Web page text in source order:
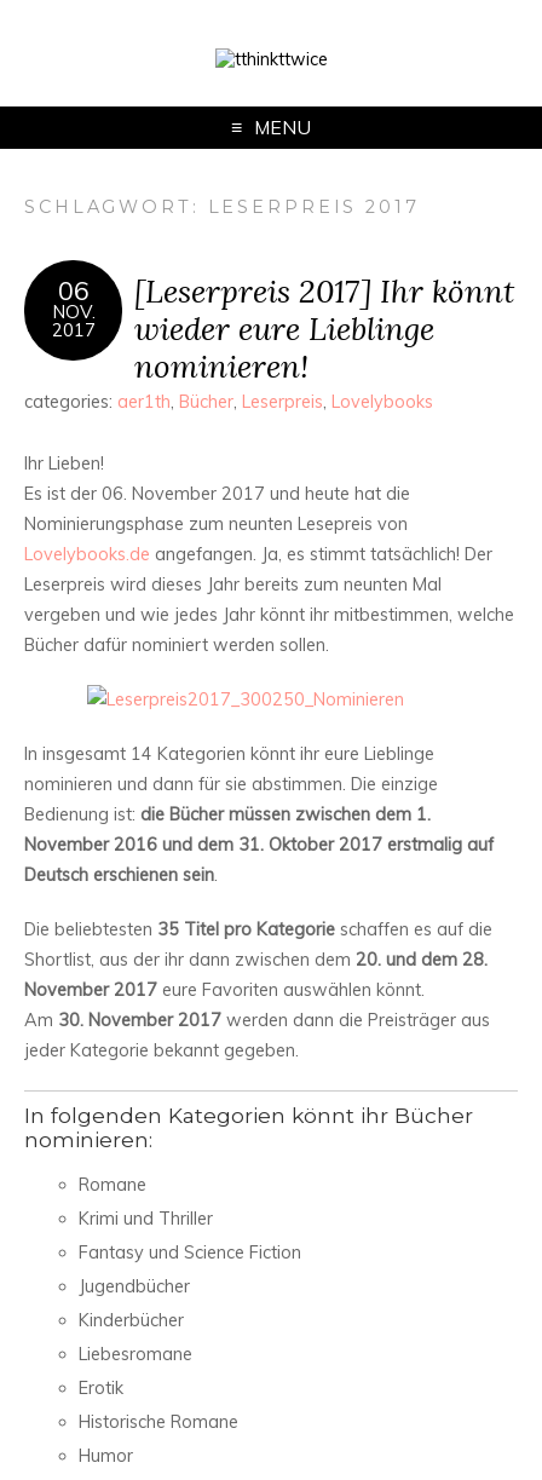
MENU
SCHLAGWORT: LESERPREIS 2017
06
NOV.
2017
[Leserpreis 2017] Ihr könnt
wieder eure Lieblinge
nominieren!
categories: aer1th, Bücher, Leserpreis, Lovelybooks
Ihr Lieben!
Es ist der 06. November 2017 und heute hat die
Nominierungsphase zum neunten Lesepreis von
Lovelybooks.de angefangen. Ja, es stimmt tatsächlich! Der
Leserpreis wird dieses Jahr bereits zum neunten Mal
vergeben und wie jedes Jahr könnt ihr mitbestimmen, welche
Bücher dafür nominiert werden sollen.
In insgesamt 14 Kategorien könnt ihr eure Lieblinge
nominieren und dann für sie abstimmen. Die einzige
Bedienung ist: die Bücher müssen zwischen dem 1.
November 2016 und dem 31. Oktober 2017 erstmalig auf
Deutsch erschienen sein.
Die beliebtesten 35 Titel pro Kategorie schaffen es auf die
Shortlist, aus der ihr dann zwischen dem 20. und dem 28.
November 2017 eure Favoriten auswählen könnt.
Am 30. November 2017 werden dann die Preisträger aus
jeder Kategorie bekannt gegeben.
In folgenden Kategorien könnt ihr Bücher
nominieren:
Romane
Krimi und Thriller
Fantasy und Science Fiction
Jugendbücher
Kinderbücher
Liebesromane
Erotik
Historische Romane
Humor